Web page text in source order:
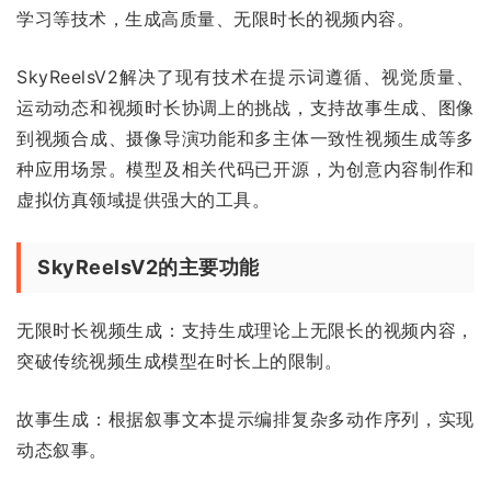
学习等技术，生成高质量、无限时长的视频内容。
SkyReelsV2解决了现有技术在提示词遵循、视觉质量、
运动动态和视频时长协调上的挑战，支持故事生成、图像
到视频合成、摄像导演功能和多主体一致性视频生成等多
种应用场景。模型及相关代码已开源，为创意内容制作和
虚拟仿真领域提供强大的工具。
SkyReelsV2的主要功能
无限时长视频生成：支持生成理论上无限长的视频内容，
突破传统视频生成模型在时长上的限制。
故事生成：根据叙事文本提示编排复杂多动作序列，实现
动态叙事。